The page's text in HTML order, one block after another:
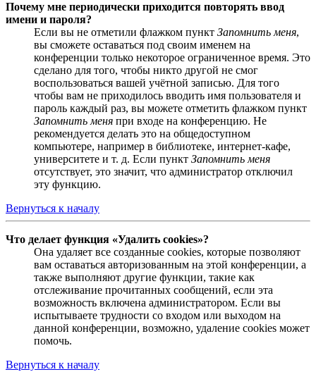
Почему мне периодически приходится повторять ввод
имени и пароля?
Если вы не отметили флажком пункт Запомнить меня,
вы сможете оставаться под своим именем на
конференции только некоторое ограниченное время. Это
сделано для того, чтобы никто другой не смог
воспользоваться вашей учётной записью. Для того
чтобы вам не приходилось вводить имя пользователя и
пароль каждый раз, вы можете отметить флажком пункт
Запомнить меня при входе на конференцию. Не
рекомендуется делать это на общедоступном
компьютере, например в библиотеке, интернет-кафе,
университете и т. д. Если пункт Запомнить меня
отсутствует, это значит, что администратор отключил
эту функцию.
Вернуться к началу
Что делает функция «Удалить cookies»?
Она удаляет все созданные cookies, которые позволяют
вам оставаться авторизованным на этой конференции, а
также выполняют другие функции, такие как
отслеживание прочитанных сообщений, если эта
возможность включена администратором. Если вы
испытываете трудности со входом или выходом на
данной конференции, возможно, удаление cookies может
помочь.
Вернуться к началу